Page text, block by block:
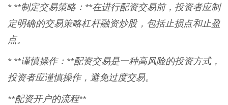
* **制定交易策略：**在进行配资交易前，投资者应制
定明确的交易策略杠杆融资炒股，包括止损点和止盈
点。
* **谨慎操作：**配资交易是一种高风险的投资方式，
投资者应谨慎操作，避免过度交易。
**配资开户的流程**